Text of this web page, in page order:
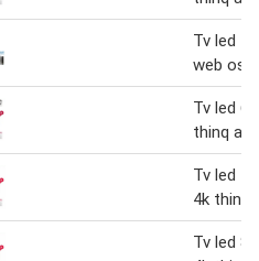
Tv led
web os
Tv led
thinq ai
Tv led
4k thinq
Tv led